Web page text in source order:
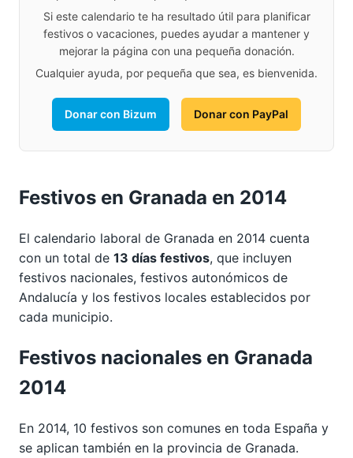
Si este calendario te ha resultado útil para planificar
festivos o vacaciones, puedes ayudar a mantener y
mejorar la página con una pequeña donación.
Cualquier ayuda, por pequeña que sea, es bienvenida.
Donar con Bizum Donar con PayPal
Festivos en Granada en 2014
El calendario laboral de Granada en 2014 cuenta
con un total de 13 días festivos, que incluyen
festivos nacionales, festivos autonómicos de
Andalucía y los festivos locales establecidos por
cada municipio.
Festivos nacionales en Granada
2014
En 2014, 10 festivos son comunes en toda España y
se aplican también en la provincia de Granada.